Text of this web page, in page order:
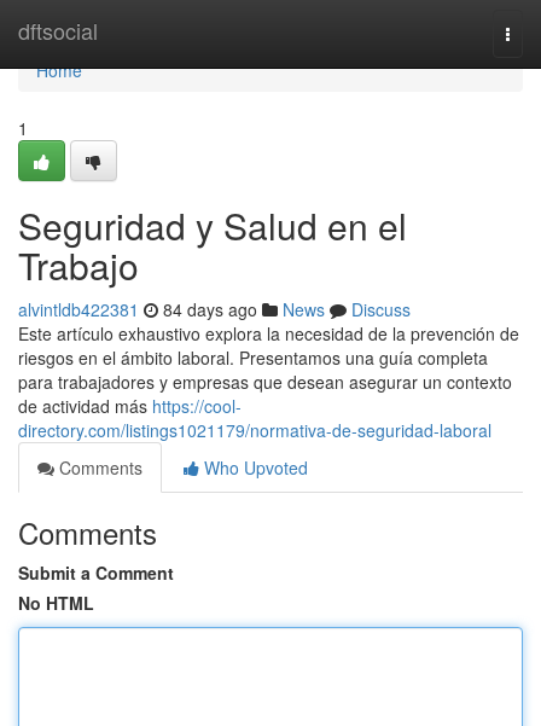
dftsocial
Home
Home
1
Seguridad y Salud en el
Trabajo
alvintldb422381 84 days ago News
Discuss
Este artículo exhaustivo explora la necesidad de la prevención de
riesgos en el ámbito laboral. Presentamos una guía completa
para trabajadores y empresas que desean asegurar un contexto
de actividad más https://cool-
directory.com/listings1021179/normativa-de-seguridad-laboral
Comments
Who Upvoted
Comments
Submit a Comment
No HTML